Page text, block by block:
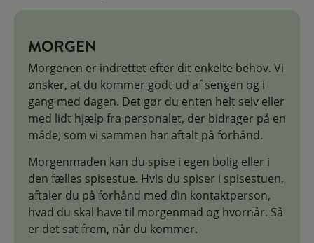
MORGEN
Morgenen er indrettet efter dit enkelte behov. Vi
ønsker, at du kommer godt ud af sengen og i
gang med dagen. Det gør du enten helt selv eller
med lidt hjælp fra personalet, der bidrager på en
måde, som vi sammen har aftalt på forhånd.
Morgenmaden kan du spise i egen bolig eller i
den fælles spisestue. Hvis du spiser i spisestuen,
aftaler du på forhånd med din kontaktperson,
hvad du skal have til morgenmad og hvornår. Så
er det sat frem, når du kommer.